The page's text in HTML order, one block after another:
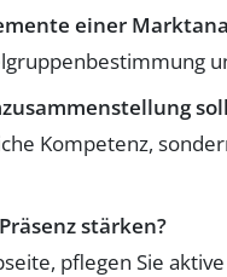
einer
Kompetenz,
stärken?
pflegen Sie